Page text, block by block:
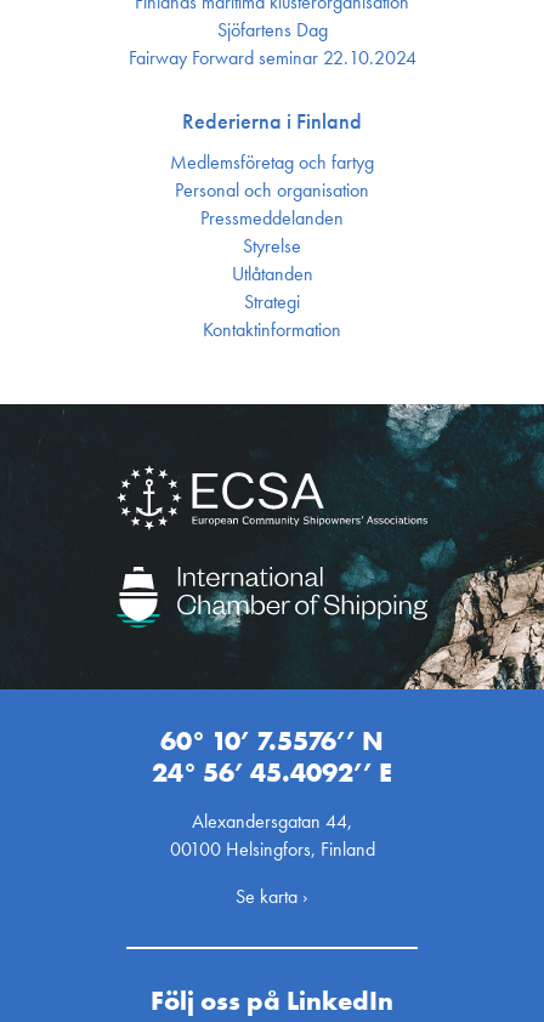
Sjöfartens Dag
Fairway Forward seminar 22.10.2024
Rederierna i Finland
Medlemsföretag och fartyg
Personal och organisation
Press­meddelanden
Styrelse
Utlåtanden
Strategi
Kontakt­information
60° 10’ 7.5576’’ N
24° 56’ 45.4092’’ E
Alexandersgatan 44,
00100 Helsingfors, Finland
Se karta ›
Följ oss på LinkedIn